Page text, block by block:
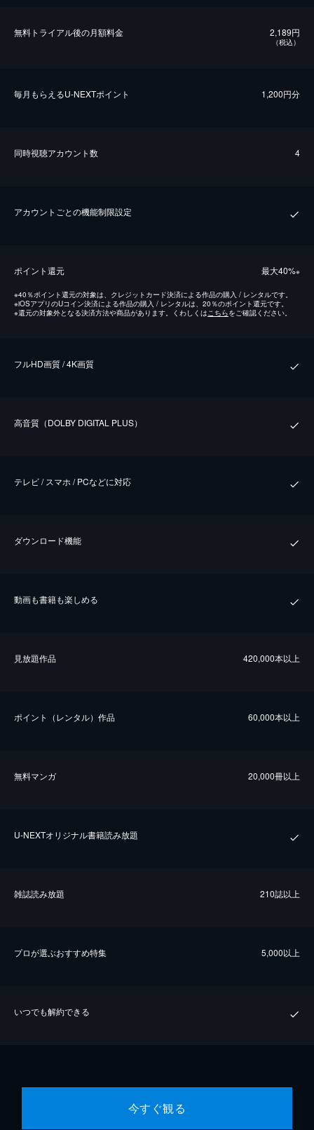
無料トライアル後の⽉額料金 2,189円
（税込）
毎⽉もらえるU-NEXTポイント 1,200円分
同時視聴アカウント数 4
アカウントごとの機能制限設定
ポイント還元 最⼤40%※
※40％ポイント還元の対象は、クレジットカード決済による作品の購入 / レンタルです。
※iOSアプリのUコイン決済による作品の購入 / レンタルは、20％のポイント還元です。
※還元の対象外となる決済方法や商品があります。くわしくはこちらをご確認ください。
フルHD画質 / 4K画質
⾼⾳質（DOLBY DIGITAL PLUS）
テレビ / スマホ / PCなどに対応
ダウンロード機能
動画も書籍も楽しめる
⾒放題作品 420,000本以上
ポイント（レンタル）作品 60,000本以上
無料マンガ 20,000冊以上
U-NEXTオリジナル書籍読み放題
雑誌読み放題 210誌以上
プロが選ぶおすすめ特集 5,000以上
いつでも解約できる
今すぐ観る